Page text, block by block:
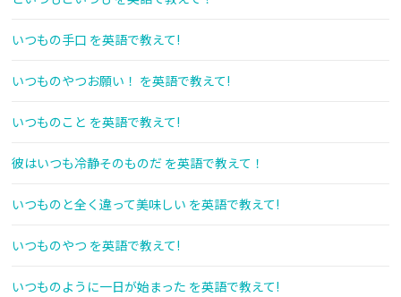
いつもの手口 を英語で教えて!
いつものやつお願い！ を英語で教えて!
いつものこと を英語で教えて!
彼はいつも冷静そのものだ を英語で教えて！
いつものと全く違って美味しい を英語で教えて!
いつものやつ を英語で教えて!
いつものように一日が始まった を英語で教えて!